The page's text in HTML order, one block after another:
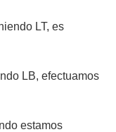
LT, es
LB, efectuamos
estamos